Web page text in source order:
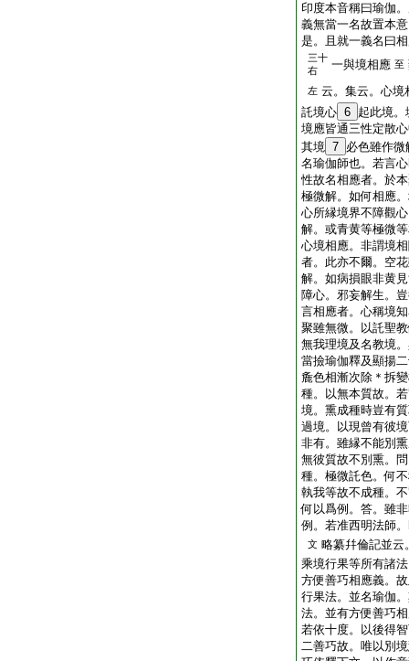
印度本音稱曰瑜伽
義無當一名故置本
是。且就一義名曰
三十
右
一與境相應 至
左 云。集云。心境
託境心 6 起此境
境應皆通三性定散
其境 7 必色雖作
名瑜伽師也。若言
性故名相應者。於
極微解。如何相應
心所縁境界不障觀
解。或青黄等極微
心境相應。非謂境
者。此亦不爾。空
解。如病損眼非黄
障心。邪妄解生。
言相應者。心稱境
聚雖無微。以託聖
無我理境及名教境
當撿瑜伽釋及顯揚
麁色相漸次除＊拆
種。以無本質故。
境。熏成種時豈有
過境。以現曾有彼
非有。雖縁不能別
無彼質故不別熏。
種。極微託色。何
執我等故不成種。
何以爲例。答。雖
例。若准西明法師
文 略纂幷倫記並云
乘境行果等所有諸
方便善巧相應義。
行果法。並名瑜伽
法。並有方便善巧
若依十度。以後得
二善巧故。唯以別